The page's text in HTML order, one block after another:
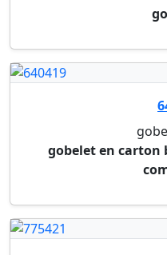
tao kombucha &
set couverts